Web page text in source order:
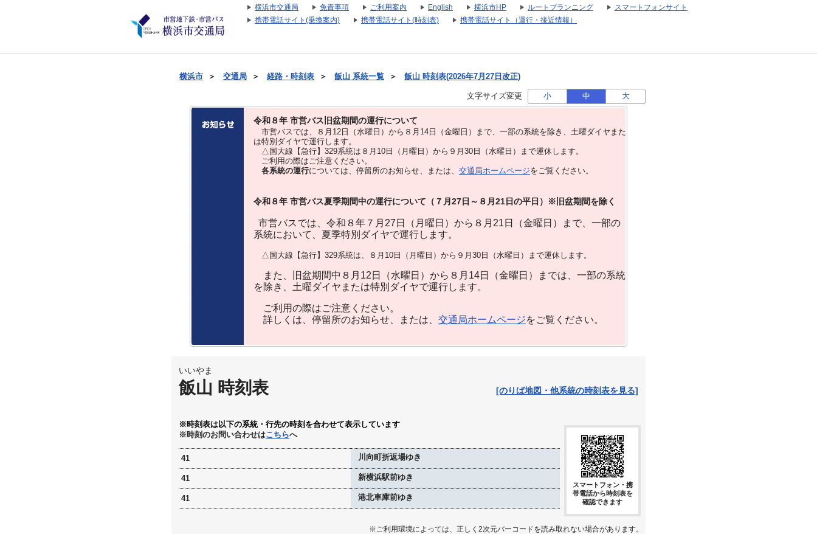
横浜市交通局 免責事項 ご利用案内 English 横浜市HP ルートプランニング
スマートフォンサイト
携帯電話サイト(乗換案内)
携帯電話サイト(時刻表) 携帯電話サイト（運行・接近情報）
横浜市 ＞ 交通局 ＞ 経路・時刻表 ＞ 飯山 系統一覧 ＞ 飯山 時刻表(2026年7月27日改正)
文字サイズ変更 小 中 大
令和８年 市営バス旧盆期間の運行について
市営バスでは、８⽉12⽇（水曜日）から８⽉14⽇（金曜日）まで、⼀部の系統を除き、⼟曜ダイヤまた
は特別ダイヤで運⾏します。
△国大線【急行】329系統は８月10日（月曜日）から９月30日（水曜日）まで運休します。
ご利用の際はご注意ください。
各系統の運行については、停留所のお知らせ、または、 交通局ホームページをご覧ください。
令和８年 市営バス夏季期間中の運行について（７月27日～８月21日の平日）※旧盆期間を除く
市営バスでは、令和８年７月27日（月曜日）から８月21日（金曜日）まで、一部の
系統において、夏季特別ダイヤで運行します。
△国大線【急行】329系統は、８月10日（月曜日）から９月30日（水曜日）まで運休します。
また、旧盆期間中８月12日（水曜日）から８月14日（金曜日）までは、一部の系統
を除き、土曜ダイヤまたは特別ダイヤで運行します。
ご利用の際はご注意ください。
詳しくは、停留所のお知らせ、または、 交通局ホームページをご覧ください。
いいやま
飯山 時刻表 [のりば地図・他系統の時刻表を見る]
※時刻表は以下の系統・行先の時刻を合わせて表示しています
※時刻のお問い合わせはこちらへ
41 川向町折返場ゆき
41 新横浜駅前ゆき
41 港北車庫前ゆき
スマートフォン・携
帯電話から時刻表を
確認できます
※ご利用環境によっては、正しく2次元バーコードを読み取れない場合があります。